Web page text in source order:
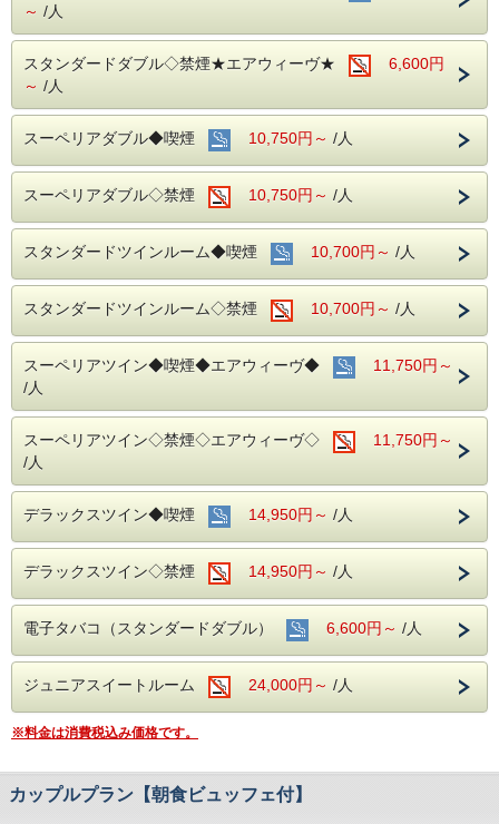
～ /人
スタンダードダブル◇禁煙★エアウィーヴ★
6,600円
～ /人
スーペリアダブル◆喫煙 10,750円～ /人
スーペリアダブル◇禁煙 10,750円～ /人
スタンダードツインルーム◆喫煙 10,700円～ /人
スタンダードツインルーム◇禁煙 10,700円～ /人
スーペリアツイン◆喫煙◆エアウィーヴ◆
11,750円～
/人
スーペリアツイン◇禁煙◇エアウィーヴ◇
11,750円～
/人
デラックスツイン◆喫煙 14,950円～ /人
デラックスツイン◇禁煙 14,950円～ /人
電子タバコ（スタンダードダブル） 6,600円～ /人
ジュニアスイートルーム 24,000円～ /人
※料金は消費税込み価格です。
カップルプラン【朝食ビュッフェ付】